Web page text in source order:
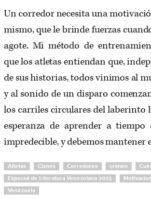
Un corredor necesita una
mismo, que le brinde fuerzas
agote. Mi método de
que los atletas entiendan que,
de sus historias, todos vinimos al
y al sonido de un disparo
los carriles circulares del laberinto
esperanza de aprender a
impredecible, y debemos mantener
Atletas Cisnes Corredores crimen
Especial de Literatura Venezolana 2025
Venezuela